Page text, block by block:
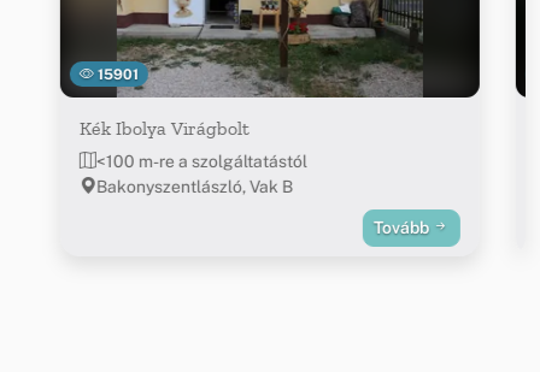
15901
Kék Ibolya Virágbolt
<100 m-re a szolgáltatástól
Bakonyszentlászló, Vak B
Tovább